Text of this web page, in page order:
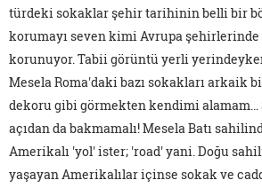
türdeki sokaklar şehir tarihinin belli bir
korumayı seven kimi Avrupa
korunuyor. Tabii görüntü yerli
Mesela Roma'daki bazı sokakları arkaik
dekoru gibi görmekten kendimi alamam…
açıdan da bakmamalı! Mesela Batı
Amerikalı 'yol' ister; 'road' yani. Doğu
yaşayan Amerikalılar içinse sokak ve